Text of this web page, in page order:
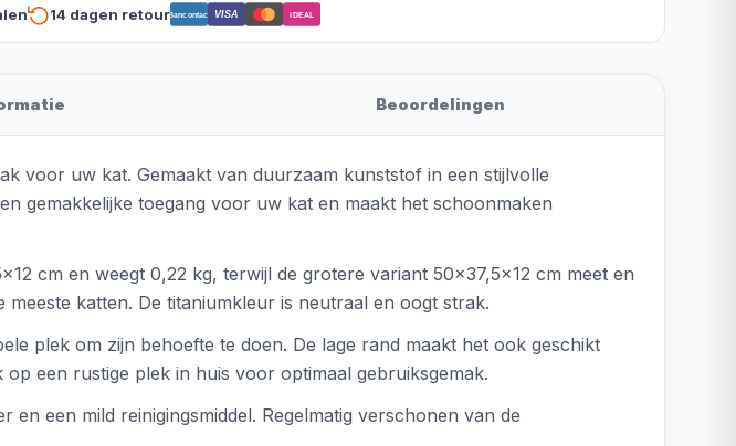
14 dagen retourBancontact VISA iDEAL
Beoordelingen
voor uw kat. Gemaakt van duurzaam kunststof in een stijlvolle
gemakkelijke toegang voor uw kat en maakt het schoonmaken
cm en weegt 0,22 kg, terwijl de grotere variant 50x37,5x12 cm meet en
katten. De titaniumkleur is neutraal en oogt strak.
plek om zijn behoefte te doen. De lage rand maakt het ook geschikt
een rustige plek in huis voor optimaal gebruiksgemak.
een mild reinigingsmiddel. Regelmatig verschonen van de